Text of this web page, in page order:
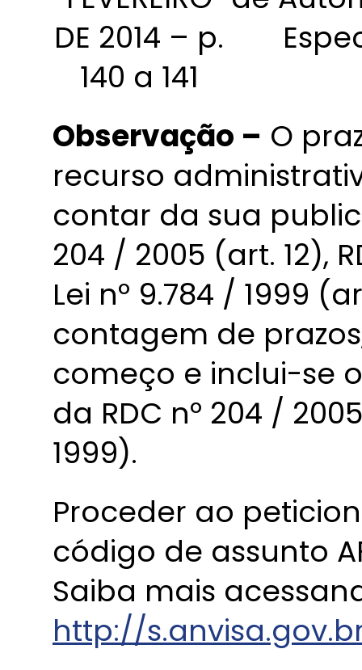
DE 2014 – p.
140 a 141
Observação – O
recurso
contar da sua
204 / 2005 (art. 12),
Lei nº 9.784 / 1999
contagem de
começo e inclui-se
da RDC nº 204 /
1999).
Proceder ao
código de assunto
Saiba mais
http://